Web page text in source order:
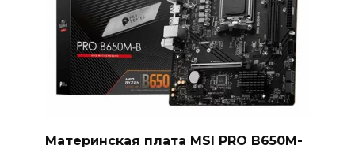
Материнская плата MSI PRO B650M-